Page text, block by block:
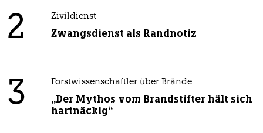
2 Zivildienst
Zwangsdienst als Randnotiz
3 Forstwissenschaftler über Brände
„Der Mythos vom Brandstifter hält sich
hartnäckig“